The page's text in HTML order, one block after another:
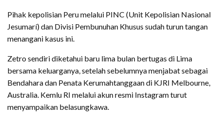
Pihak kepolisian Peru melalui PINC (Unit Kepolisian Nasional
Jesumarí) dan Divisi Pembunuhan Khusus sudah turun tangan
menangani kasus ini.
Zetro sendiri diketahui baru lima bulan bertugas di Lima
bersama keluarganya, setelah sebelumnya menjabat sebagai
Bendahara dan Penata Kerumahtanggaan di KJRI Melbourne,
Australia. Kemlu RI melalui akun resmi Instagram turut
menyampaikan belasungkawa.